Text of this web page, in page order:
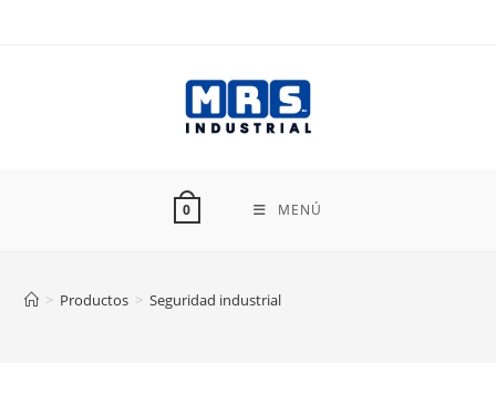
0 MENÚ
> Productos > Seguridad industrial